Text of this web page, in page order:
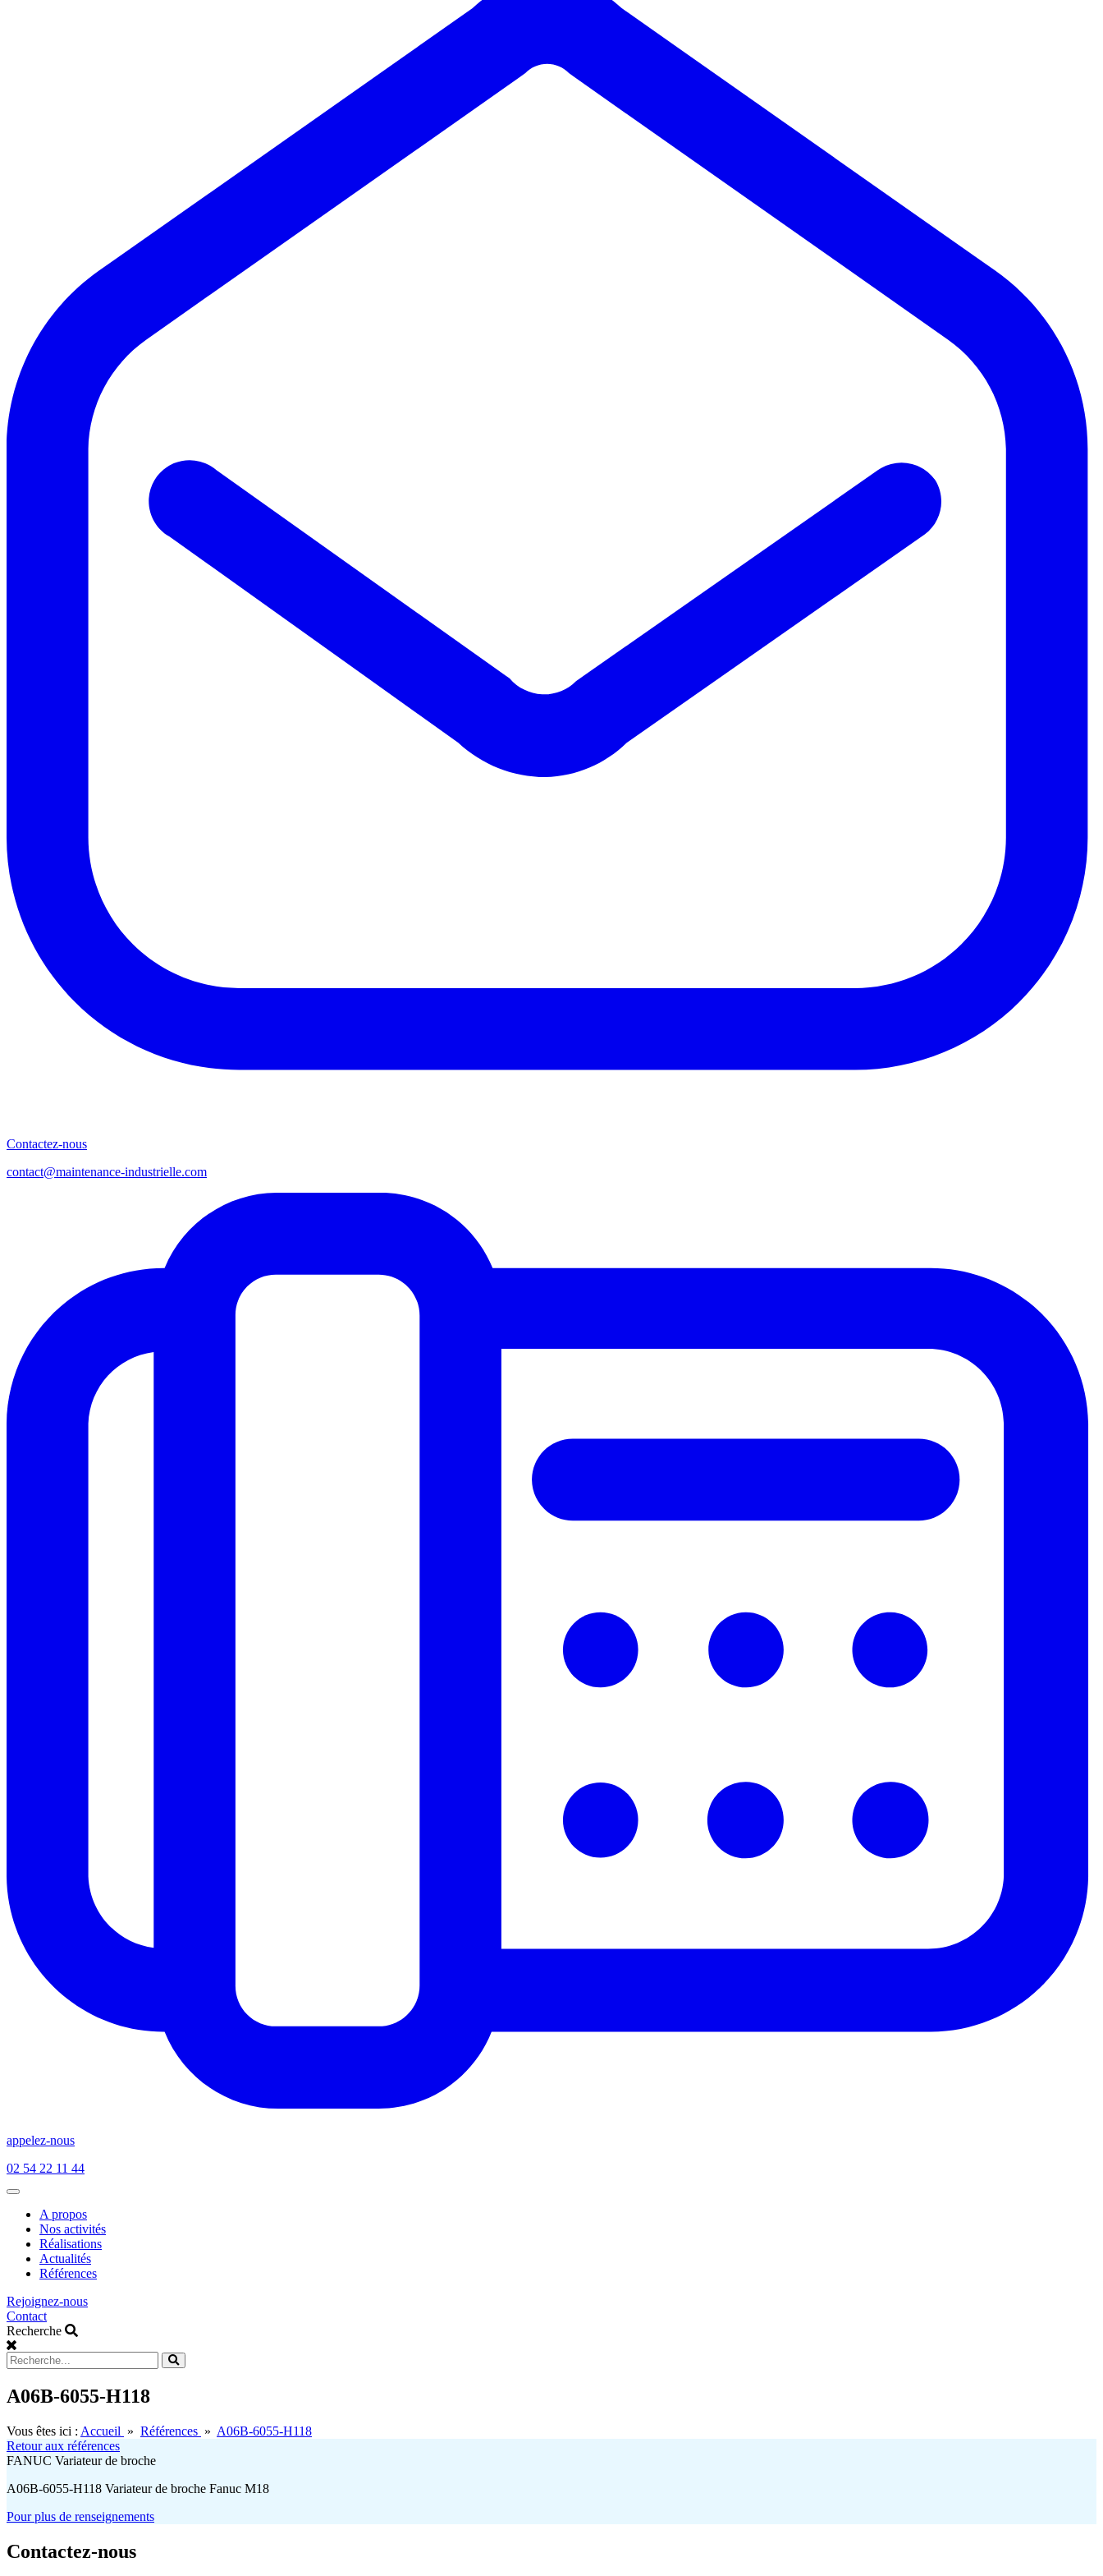
Contactez-nous
contact@maintenance-industrielle.com
appelez-nous
02 54 22 11 44
Open
A propos
Nos activités
Réalisations
Actualités
Références
Rejoignez-nous
Contact
Recherche
A06B-6055-H118
Vous êtes ici : Accueil » Références » A06B-6055-H118
Retour aux références
FANUC Variateur de broche
A06B-6055-H118 Variateur de broche Fanuc M18
Pour plus de renseignements
Contactez-nous